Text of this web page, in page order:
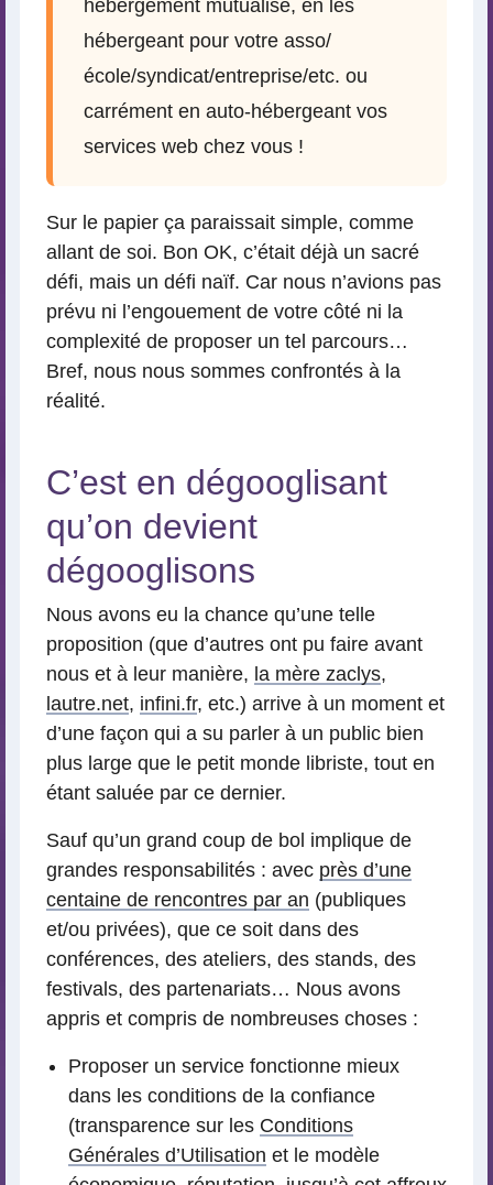
hébergement mutualisé, en les
hébergeant pour votre asso/
école/syndicat/entreprise/etc. ou
carrément en auto-hébergeant vos
services web chez vous !
Sur le papier ça paraissait simple, comme
allant de soi. Bon OK, c’était déjà un sacré
défi, mais un défi naïf. Car nous n’avions pas
prévu ni l’engouement de votre côté ni la
complexité de proposer un tel parcours…
Bref, nous nous sommes confrontés à la
réalité.
C’est en dégooglisant
qu’on devient
dégooglisons
Nous avons eu la chance qu’une telle
proposition (que d’autres ont pu faire avant
nous et à leur manière, la mère zaclys,
lautre.net, infini.fr, etc.) arrive à un moment et
d’une façon qui a su parler à un public bien
plus large que le petit monde libriste, tout en
étant saluée par ce dernier.
Sauf qu’un grand coup de bol implique de
grandes responsabilités : avec près d’une
centaine de rencontres par an (publiques
et/ou privées), que ce soit dans des
conférences, des ateliers, des stands, des
festivals, des partenariats… Nous avons
appris et compris de nombreuses choses :
Proposer un service fonctionne mieux
dans les conditions de la confiance
(transparence sur les Conditions
Générales d’Utilisation et le modèle